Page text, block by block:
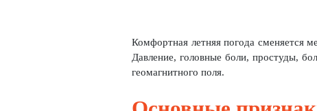
Комфортная летняя погода сменяется
Давление, головные боли, простуды,
геомагнитного поля.